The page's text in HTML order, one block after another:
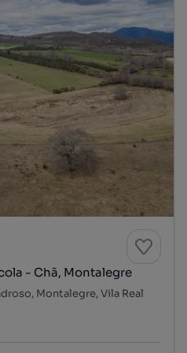
- Chã, Montalegre
Montalegre, Vila Real